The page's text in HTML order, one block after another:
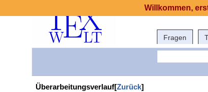
Fragen
Überarbeitungsverlauf[Zurück]
Willkommen,